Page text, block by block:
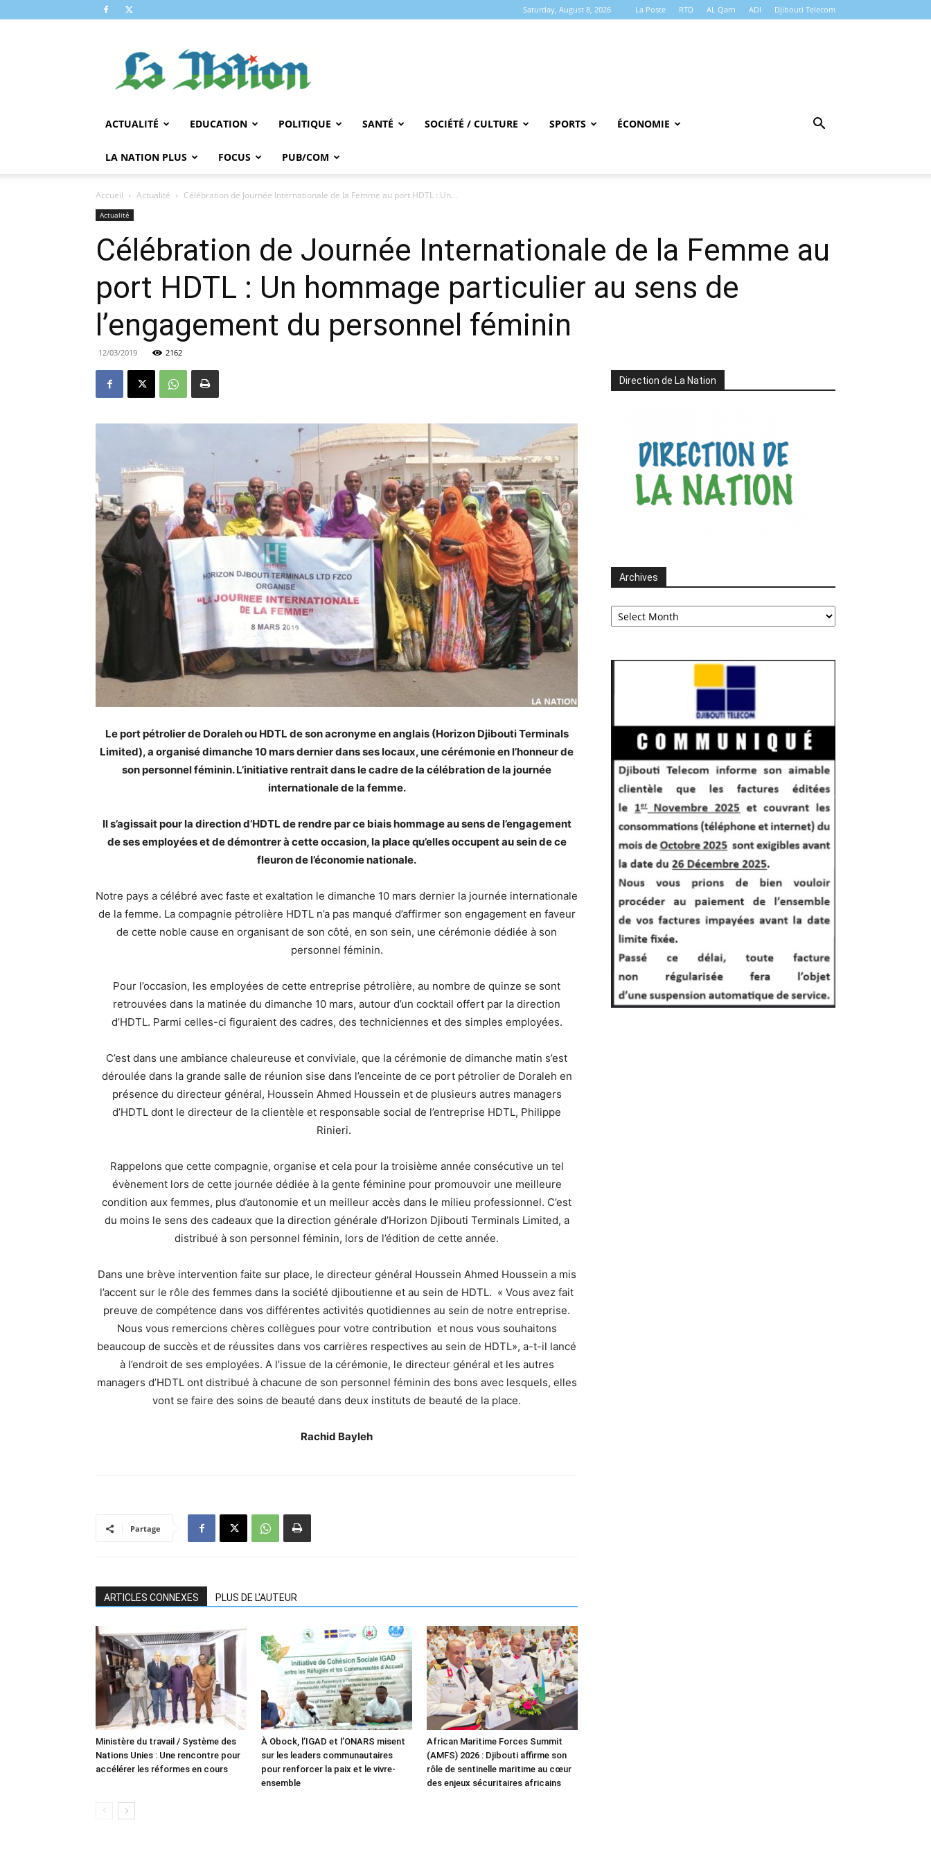
Saturday, August 8, 2026 La Poste RTD AL Qarn ADI Djibouti Telecom
NATION
ACTUALITÉ EDUCATION POLITIQUE SANTÉ SOCIÉTÉ / CULTURE SPORTS ÉCONOMIE
LA NATION PLUS FOCUS PUB/COM
Accueil Actualité Célébration de Journée Internationale de la Femme au port HDTL : Un...
Actualité
Célébration de Journée Internationale de la Femme au
port HDTL : Un hommage particulier au sens de
l’engagement du personnel féminin
12/03/2019 2162
Le port pétrolier de Doraleh ou HDTL de son acronyme en anglais (Horizon Djibouti Terminals
Limited), a organisé dimanche 10 mars dernier dans ses locaux, une cérémonie en l’honneur de
son personnel féminin. L’initiative rentrait dans le cadre de la célébration de la journée
internationale de la femme.
Il s’agissait pour la direction d’HDTL de rendre par ce biais hommage au sens de l’engagement
de ses employées et de démontrer à cette occasion, la place qu’elles occupent au sein de ce
fleuron de l’économie nationale.
Notre pays a célébré avec faste et exaltation le dimanche 10 mars dernier la journée internationale
de la femme. La compagnie pétrolière HDTL n’a pas manqué d’affirmer son engagement en faveur
de cette noble cause en organisant de son côté, en son sein, une cérémonie dédiée à son
personnel féminin.
Pour l’occasion, les employées de cette entreprise pétrolière, au nombre de quinze se sont
retrouvées dans la matinée du dimanche 10 mars, autour d’un cocktail offert par la direction
d’HDTL. Parmi celles-ci figuraient des cadres, des techniciennes et des simples employées.
C’est dans une ambiance chaleureuse et conviviale, que la cérémonie de dimanche matin s’est
déroulée dans la grande salle de réunion sise dans l’enceinte de ce port pétrolier de Doraleh en
présence du directeur général, Houssein Ahmed Houssein et de plusieurs autres managers
d’HDTL dont le directeur de la clientèle et responsable social de l’entreprise HDTL, Philippe
Rinieri.
Rappelons que cette compagnie, organise et cela pour la troisième année consécutive un tel
évènement lors de cette journée dédiée à la gente féminine pour promouvoir une meilleure
condition aux femmes, plus d’autonomie et un meilleur accès dans le milieu professionnel. C’est
du moins le sens des cadeaux que la direction générale d’Horizon Djibouti Terminals Limited, a
distribué à son personnel féminin, lors de l’édition de cette année.
Dans une brève intervention faite sur place, le directeur général Houssein Ahmed Houssein a mis
l’accent sur le rôle des femmes dans la société djiboutienne et au sein de HDTL. « Vous avez fait
preuve de compétence dans vos différentes activités quotidiennes au sein de notre entreprise.
Nous vous remercions chères collègues pour votre contribution et nous vous souhaitons
beaucoup de succès et de réussites dans vos carrières respectives au sein de HDTL», a-t-il lancé
à l’endroit de ses employées. A l’issue de la cérémonie, le directeur général et les autres
managers d’HDTL ont distribué à chacune de son personnel féminin des bons avec lesquels, elles
vont se faire des soins de beauté dans deux instituts de beauté de la place.
Rachid Bayleh
Partage
ARTICLES CONNEXES PLUS DE L'AUTEUR
Ministère du travail / Système des
Nations Unies : Une rencontre pour
accélérer les réformes en cours
À Obock, l’IGAD et l’ONARS misent
sur les leaders communautaires
pour renforcer la paix et le vivre-
ensemble
African Maritime Forces Summit
(AMFS) 2026 : Djibouti affirme son
rôle de sentinelle maritime au cœur
des enjeux sécuritaires africains
Direction de La Nation
Archives
Archives